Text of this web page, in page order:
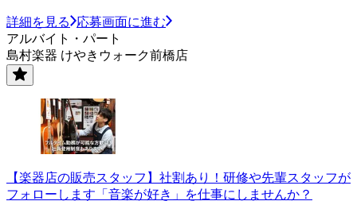
詳細を見る
応募画面に進む
アルバイト・パート
島村楽器 けやきウォーク前橋店
【楽器店の販売スタッフ】社割あり！研修や先輩スタッフが
フォローします「音楽が好き」を仕事にしませんか？